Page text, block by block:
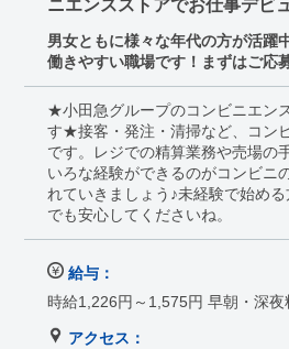
ニエンスストアでお仕事デビ
男女ともに様々な年代の方が活躍
働きやすい職場です！まずはご応
★小田急グループのコンビニエン
す★接客・発注・清掃など、コン
です。レジでの精算業務や売場の
いろな経験ができるのがコンビニ
れていきましょう♪未経験で始め
でも安心してくださいね。
給与：
時給1,226円～1,575円 早朝・深夜
アクセス：